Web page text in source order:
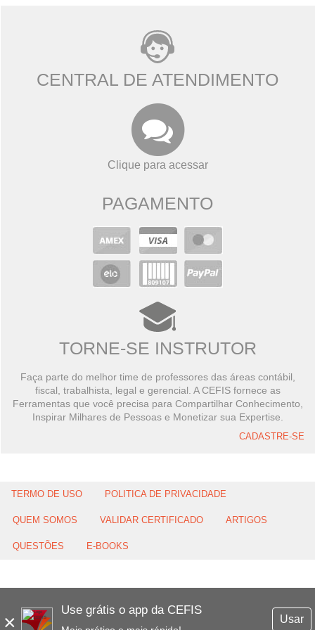
×
Use grátis o app da CEFIS
Usar
CENTRAL DE ATENDIMENTO
Clique para acessar
PAGAMENTO
TORNE-SE INSTRUTOR
Faça parte do melhor time de professores das áreas contábil,
fiscal, trabalhista, legal e gerencial. A CEFIS fornece as
Ferramentas que você precisa para Compartilhar Conhecimento,
Inspirar Milhares de Pessoas e Monetizar sua Expertise.
CADASTRE-SE
TERMO DE USO POLITICA DE PRIVACIDADE
QUEM SOMOS VALIDAR CERTIFICADO ARTIGOS
QUESTÕES E-BOOKS